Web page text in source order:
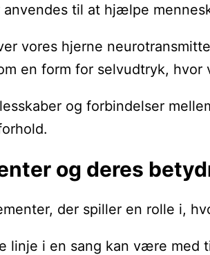
til at hjælpe
vores hjerne
en form for selvudtryk,
og forbindelser
og deres
der spiller en rolle i,
linje i en sang kan være med